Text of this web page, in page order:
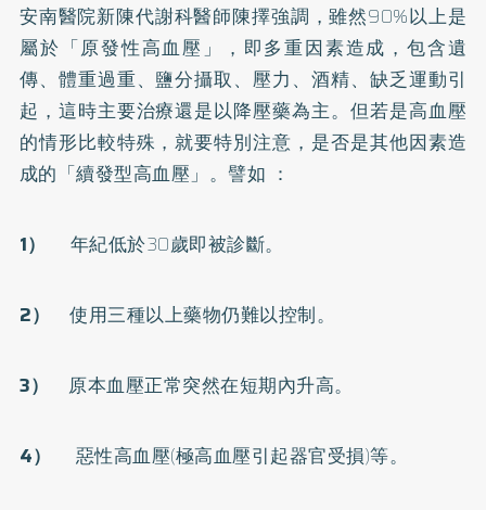
安南醫院新陳代謝科醫師陳擇強調，雖然90%以上是
屬於「原發性高血壓」，即多重因素造成，包含遺
傳、體重過重、鹽分攝取、壓力、酒精、缺乏運動引
起，這時主要治療還是以降壓藥為主。但若是高血壓
的情形比較特殊，就要特別注意，是否是其他因素造
成的「續發型高血壓」。譬如 ：
1） 年紀低於30歲即被診斷。
2） 使用三種以上藥物仍難以控制。
3） 原本血壓正常突然在短期內升高。
4） 惡性高血壓(極高血壓引起器官受損)等。